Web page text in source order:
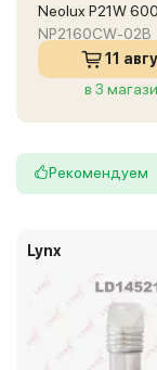
Neolux P21W
NP2160CW-02B
11
в 3
Рекомендуем
Lynx